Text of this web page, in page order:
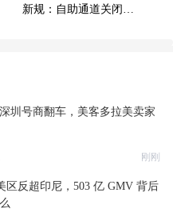
新规：自助通道关闭，
圳号商翻车，美客多拉美卖家
刚刚
区反超印尼，503 亿 GMV 背后